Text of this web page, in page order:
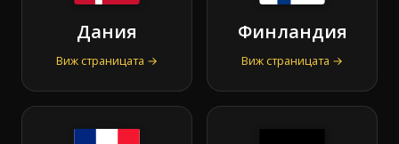
Дания
Виж страницата →
Финландия
Виж страницата →